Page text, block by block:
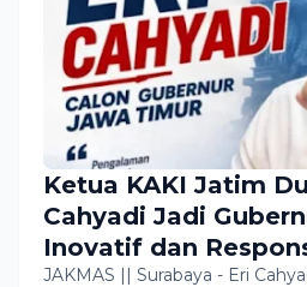
Ketua KAKI Jatim
Cahyadi Jadi
Inovatif dan
JAKMAS || Surabaya - Eri